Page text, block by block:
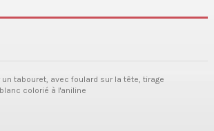
tabouret, avec foulard sur la tête, tirage
colorié à l'aniline